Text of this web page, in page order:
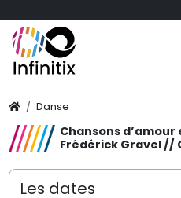
Danse
Chansons
Frédérick Gravel //
Les dates